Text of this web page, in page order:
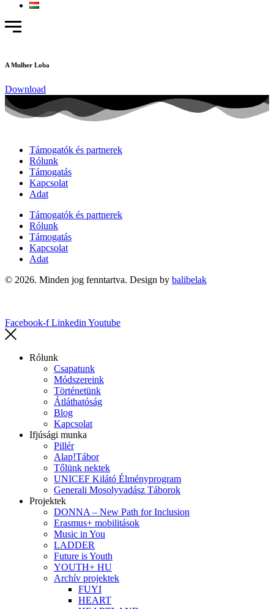
A Mulher Loba
Download
Támogatók és partnerek
Rólunk
Támogatás
Kapcsolat
Adat
Támogatók és partnerek
Rólunk
Támogatás
Kapcsolat
Adat
© 2026. Minden jog fenntartva. Design by balibelak
Facebook-f Linkedin Youtube
Rólunk
Csapatunk
Módszereink
Történetünk
Átláthatóság
Blog
Kapcsolat
Ifjúsági munka
Pillér
Alap!Tábor
Tőlünk nektek
UNICEF Kilátó Élményprogram
Generali Mosolyvadász Táborok
Projektek
DONNA – New Path for Inclusion
Erasmus+ mobilitások
Music in You
LADDER
Future is Youth
YOUTH+ HU
Archív projektek
FUYI
HEART